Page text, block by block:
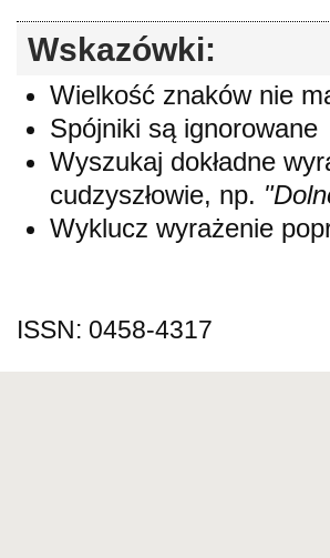
Wskazówki:
Wielkość znaków nie
Spójniki są ignorowane
Wyszukaj dokładne
cudzyszłowie, np.
Wyklucz wyrażenie
ISSN: 0458-4317